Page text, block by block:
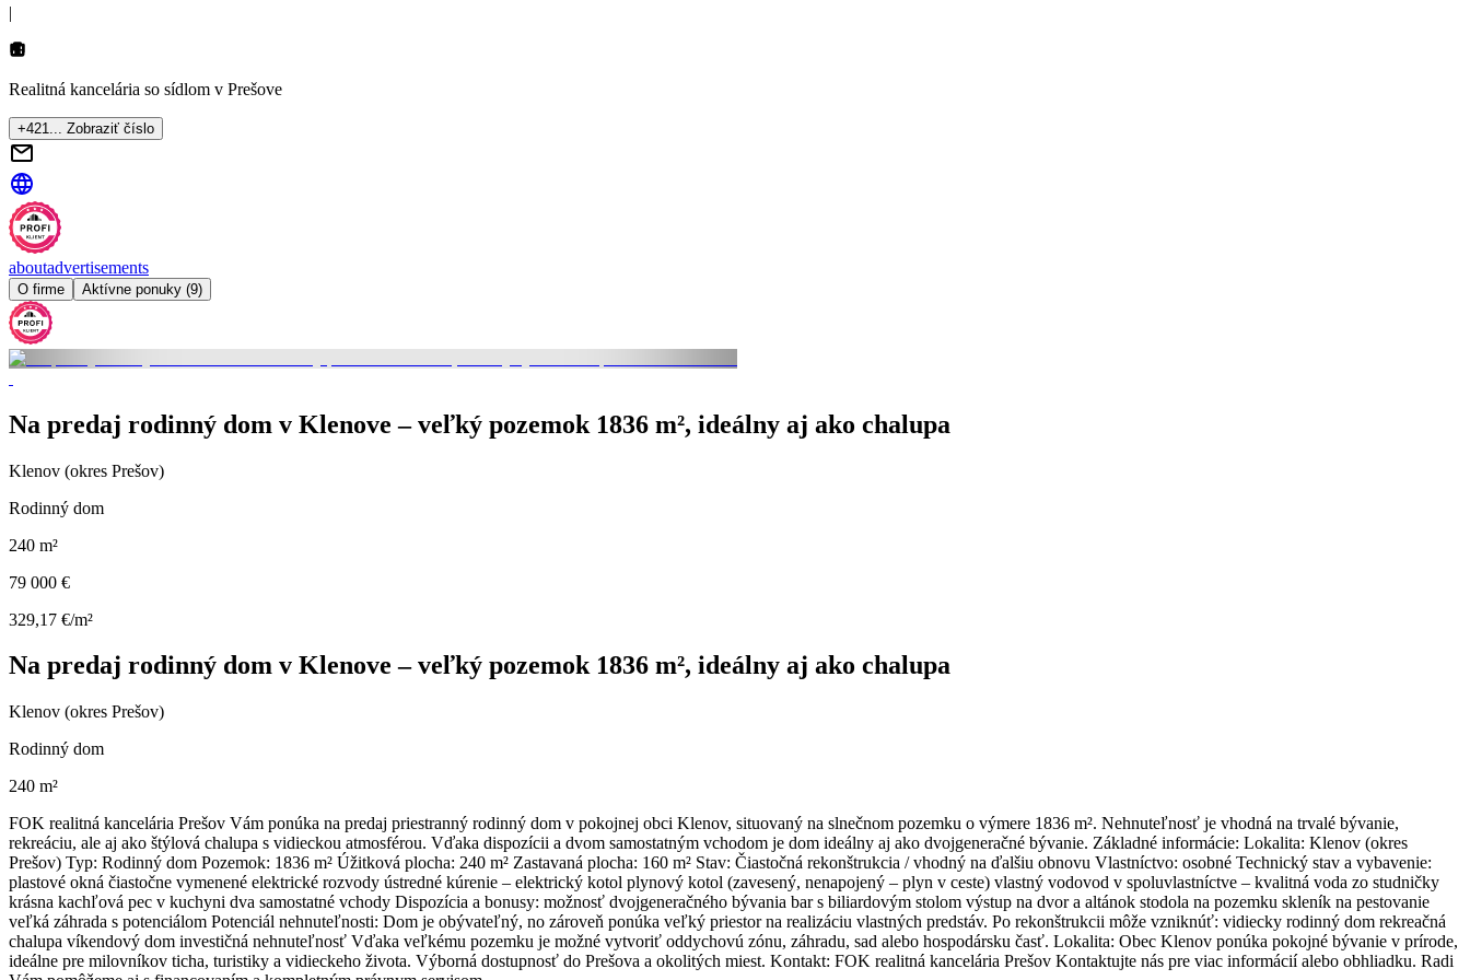
|
Realitná kancelária so sídlom v Prešove
+421... Zobraziť číslo
aboutadvertisements
O firme Aktívne ponuky (9)
Na predaj rodinný dom v Klenove – veľký pozemok 1836 m², ideálny aj ako chalupa
Klenov (okres Prešov)
Rodinný dom
240 m²
79 000 €
329,17 €/m²
Na predaj rodinný dom v Klenove – veľký pozemok 1836 m², ideálny aj ako chalupa
Klenov (okres Prešov)
Rodinný dom
240 m²
FOK realitná kancelária Prešov Vám ponúka na predaj priestranný rodinný dom v pokojnej obci Klenov, situovaný na slnečnom pozemku o výmere 1836 m². Nehnuteľnosť je vhodná na trvalé bývanie,
rekreáciu, ale aj ako štýlová chalupa s vidieckou atmosférou. Vďaka dispozícii a dvom samostatným vchodom je dom ideálny aj ako dvojgeneračné bývanie. Základné informácie: Lokalita: Klenov (okres
Prešov) Typ: Rodinný dom Pozemok: 1836 m² Úžitková plocha: 240 m² Zastavaná plocha: 160 m² Stav: Čiastočná rekonštrukcia / vhodný na ďalšiu obnovu Vlastníctvo: osobné Technický stav a vybavenie:
plastové okná čiastočne vymenené elektrické rozvody ústredné kúrenie – elektrický kotol plynový kotol (zavesený, nenapojený – plyn v ceste) vlastný vodovod v spoluvlastníctve – kvalitná voda zo studničky
krásna kachľová pec v kuchyni dva samostatné vchody Dispozícia a bonusy: možnosť dvojgeneračného bývania bar s biliardovým stolom výstup na dvor a altánok stodola na pozemku skleník na pestovanie
veľká záhrada s potenciálom Potenciál nehnuteľnosti: Dom je obývateľný, no zároveň ponúka veľký priestor na realizáciu vlastných predstáv. Po rekonštrukcii môže vzniknúť: vidiecky rodinný dom rekreačná
chalupa víkendový dom investičná nehnuteľnosť Vďaka veľkému pozemku je možné vytvoriť oddychovú zónu, záhradu, sad alebo hospodársku časť. Lokalita: Obec Klenov ponúka pokojné bývanie v prírode,
ideálne pre milovníkov ticha, turistiky a vidieckeho života. Výborná dostupnosť do Prešova a okolitých miest. Kontakt: FOK realitná kancelária Prešov Kontaktujte nás pre viac informácií alebo obhliadku. Radi